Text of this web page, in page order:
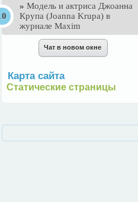
» Mодель и актриса Джоанна
Крупа (Joanna Krupa) в
журнале Maxim
Карта сайта
Статические страницы